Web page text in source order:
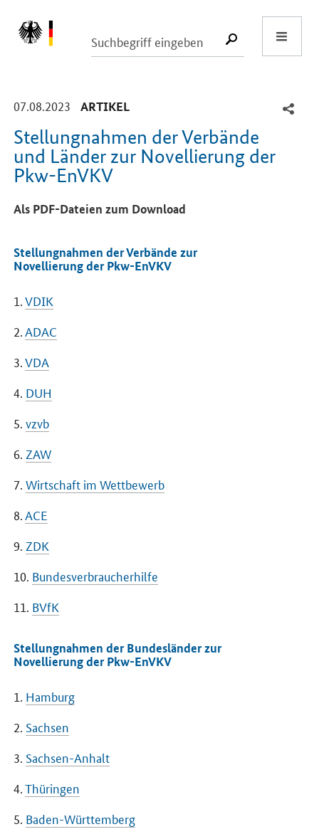
SUCHE
07.08.2023 -
ARTIKEL
Stellungnahmen der Verbände
und Länder zur Novellierung der
Pkw-EnVKV
Einleitung
Als PDF-Dateien zum Download
Stellungnahmen der Verbände zur
Novellierung der Pkw-EnVKV
1.VDIK
2. ADAC
3.VDA
4. DUH
5.vzvb
6. ZAW
7.Wirtschaft im Wettbewerb
8. ACE
9. ZDK
10. Bundesverbraucherhilfe
11. BVfK
Stellungnahmen der Bundesländer zur
Novellierung der Pkw-EnVKV
1. Hamburg
2. Sachsen
3. Sachsen-Anhalt
4.Thüringen
5. Baden-Württemberg